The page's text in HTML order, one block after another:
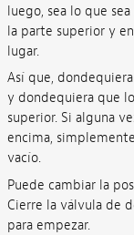
luego, sea lo que
la parte superior y
lugar.
Así que,
y dondequiera que
superior. Si alguna
encima,
vacío.
Puede cambiar la
Cierre la válvula de
para empezar.